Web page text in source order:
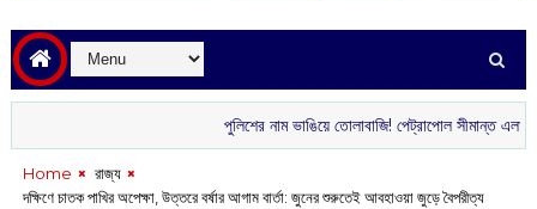
পুলিশের নাম ভাঙিয়ে তোলাবাজি! পেট্রাপোল সীমান্ত এলাকা থেকে
Home
‌ রাজ্য
দক্ষিণে চাতক পাখির অপেক্ষা, উত্তরে বর্ষার আগাম বার্তা: জুনের শুরুতেই আবহাওয়া জুড়ে বৈপরীত্য